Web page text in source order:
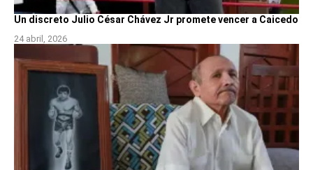
Un discreto Julio César Chávez Jr promete vencer a Caicedo
24 abril, 2026